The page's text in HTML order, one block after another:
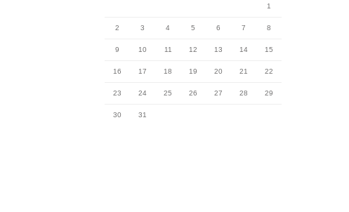
1
2 3 4 5 6 7 8
9 10 11 12 13 14 15
16 17 18 19 20 21 22
23 24 25 26 27 28 29
30 31